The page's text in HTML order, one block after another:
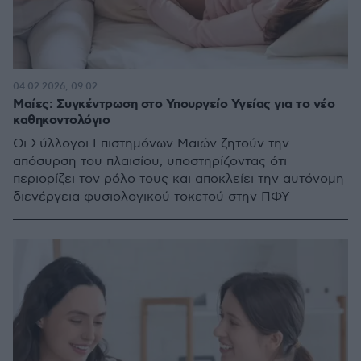
Μαίες: Συγκέντρωση στο Υπουργείο Υγείας για το νέο
καθηκοντολόγιο
Οι Σύλλογοι Επιστημόνων Μαιών ζητούν την
απόσυρση του πλαισίου, υποστηρίζοντας ότι
περιορίζει τον ρόλο τους και αποκλείει την αυτόνομη
διενέργεια φυσιολογικού τοκετού στην ΠΦΥ
04.02.2026, 09:02